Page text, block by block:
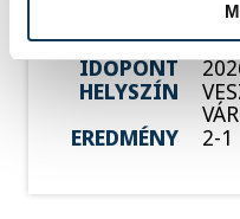
VENDÉG
IDŐPONT
HELYSZÍN
EREDMÉNY
2-1